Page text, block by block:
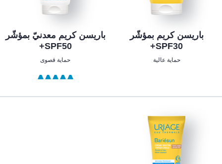
باريسن كريم بمؤشّر
SPF30+
حماية عالية
باريسن كريم معدنيّ بمؤشّر
SPF50+
حماية قصوى